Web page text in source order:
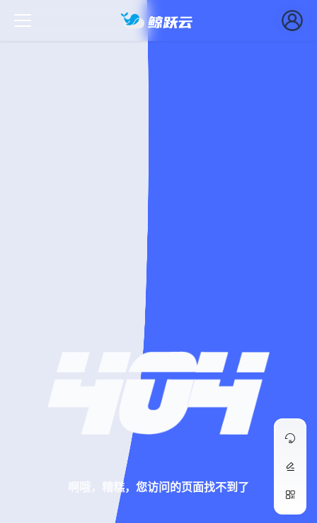
啊哦，糟糕，您访问的页面找不到了